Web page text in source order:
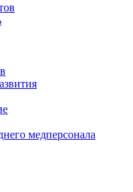
медперсонала